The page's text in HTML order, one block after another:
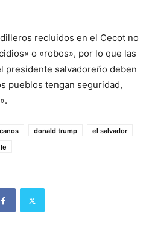
recluidos en el Cecot no
o «robos», por lo que las
presidente salvadoreño deben
pueblos tengan seguridad,
donald trump
el salvador